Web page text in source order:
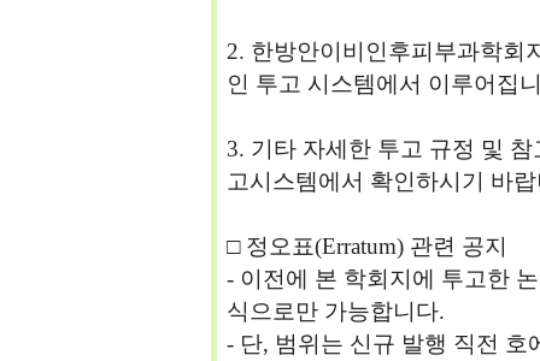
2. 한방안이비인후피부과학회
인 투고 시스템에서 이루어집
3. 기타 자세한 투고 규정 및
고시스템에서 확인하시기 바
□ 정오표(Erratum) 관련 공지
- 이전에 본 학회지에 투고한
식으로만 가능합니다.
- 단, 범위는 신규 발행 직전